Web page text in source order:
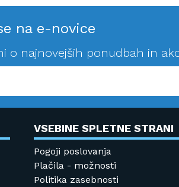
na e-novice
o najnovejših ponudbah in
VSEBINE SPLETNE STRANI
Pogoji poslovanja
Plačila - možnosti
Politika zasebnosti